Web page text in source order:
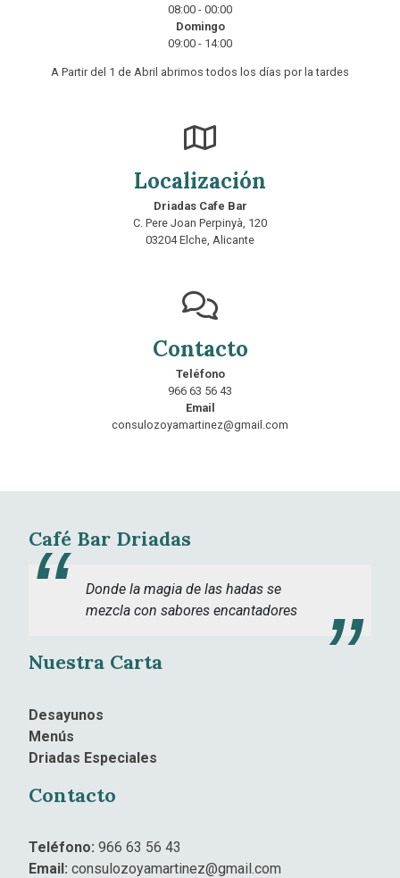
08:00 - 00:00
Domingo
09:00 - 14:00
A Partir del 1 de Abril abrimos todos los días por la tardes
Localización
Driadas Cafe Bar
C. Pere Joan Perpinyà, 120
03204 Elche, Alicante
Contacto
Teléfono
966 63 56 43
Email
consulozoyamartinez@gmail.com
Café Bar Driadas
Donde la magia de las hadas se
mezcla con sabores encantadores
Nuestra Carta
Desayunos
Menús
Driadas Especiales
Contacto
Teléfono: 966 63 56 43
Email: consulozoyamartinez@gmail.com